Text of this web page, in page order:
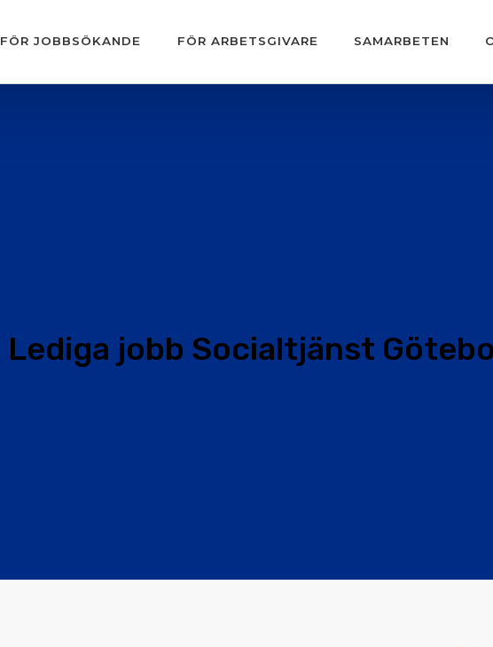
FÖR JOBBSÖKANDE FÖR ARBETSGIVARE SAMARBETEN
Lediga jobb Socialtjänst